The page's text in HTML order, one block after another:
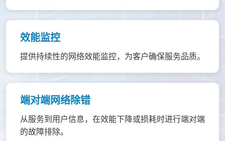
效能监控
提供持续性的网络效能监控，为客户确保服务品质。
端对端网络除错
从服务到用户信息，在效能下降或损耗时进行端对端
的故障排除。